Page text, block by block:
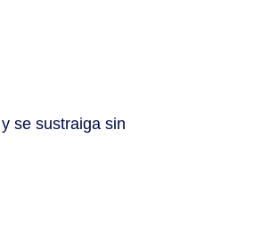
se sustraiga sin